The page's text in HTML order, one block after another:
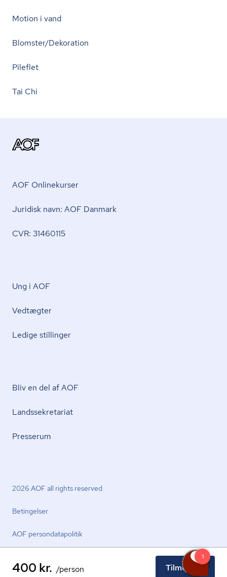
400 kr. /person Tilmeld nu
Motion i vand
Blomster/Dekoration
Pileflet
Tai Chi
AOF Onlinekurser
Juridisk navn: AOF Danmark
CVR: 31460115
Ung i AOF
Vedtægter
Ledige stillinger
Bliv en del af AOF
Lands­se­kre­ta­ri­at
Presserum
2026 AOF all rights reserved
Betingelser
AOF per­son­da­ta­po­li­tik
facebook.comyoutube.comlinkedin.com